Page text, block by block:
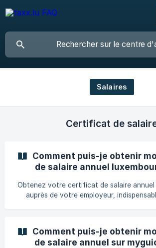
Salaires
Certificat de
Comment puis-je obtenir
de salaire annuel
Obtenez votre certificat de salaire annuel
auprès de votre employeur,
Comment puis-je obtenir
de salaire annuel sur